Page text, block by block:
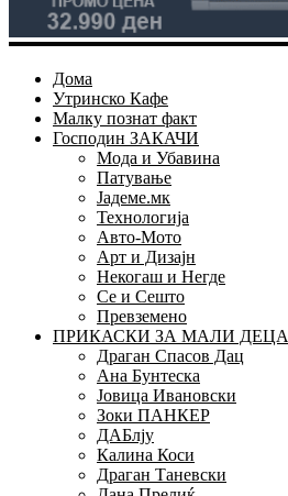
Дома
Утринско Кафе
Малку познат факт
Господин ЗАКАЧИ
Мода и Убавина
Патување
Јадеме.мк
Технологија
Авто-Мото
Арт и Дизајн
Некогаш и Негде
Се и Сешто
Превземено
ПРИКАСКИ ЗА МАЛИ ДЕЦА
Драган Спасов Дац
Ана Бунтеска
Јовица Ивановски
Зоки ПАНКЕР
ДАБлју
Калина Коси
Драган Таневски